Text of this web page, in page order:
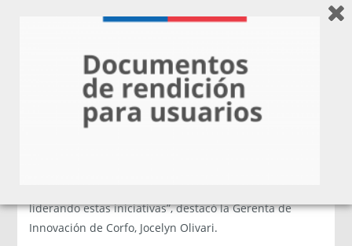
existe un retorno económico si se tiene a más mujeres
liderando proyectos, empresas y en la toma de
decisiones. En esa línea, tenemos resultados muy
positivos en innovaciones impulsadas por estas
liderando estas iniciativas”, destacó la Gerenta de
Innovación de Corfo, Jocelyn Olivari.